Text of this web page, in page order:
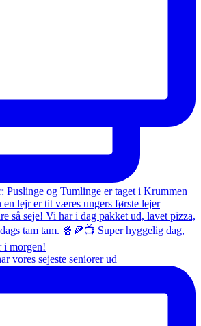
vores sejeste seniorer ud